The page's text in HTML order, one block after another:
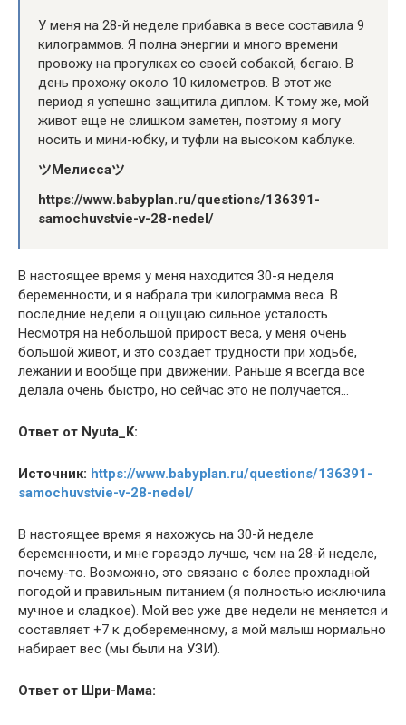
У меня на 28-й неделе прибавка в весе составила 9
килограммов. Я полна энергии и много времени
провожу на прогулках со своей собакой, бегаю. В
день прохожу около 10 километров. В этот же
период я успешно защитила диплом. К тому же, мой
живот еще не слишком заметен, поэтому я могу
носить и мини-юбку, и туфли на высоком каблуке.
ツМелиссаツ
https://www.babyplan.ru/questions/136391-
samochuvstvie-v-28-nedel/
В настоящее время у меня находится 30-я неделя
беременности, и я набрала три килограмма веса. В
последние недели я ощущаю сильное усталость.
Несмотря на небольшой прирост веса, у меня очень
большой живот, и это создает трудности при ходьбе,
лежании и вообще при движении. Раньше я всегда все
делала очень быстро, но сейчас это не получается…
Ответ от Nyuta_K:
Источник: https://www.babyplan.ru/questions/136391-
samochuvstvie-v-28-nedel/
В настоящее время я нахожусь на 30-й неделе
беременности, и мне гораздо лучше, чем на 28-й неделе,
почему-то. Возможно, это связано с более прохладной
погодой и правильным питанием (я полностью исключила
мучное и сладкое). Мой вес уже две недели не меняется и
составляет +7 к добеременному, а мой малыш нормально
набирает вес (мы были на УЗИ).
Ответ от Шри-Мама: